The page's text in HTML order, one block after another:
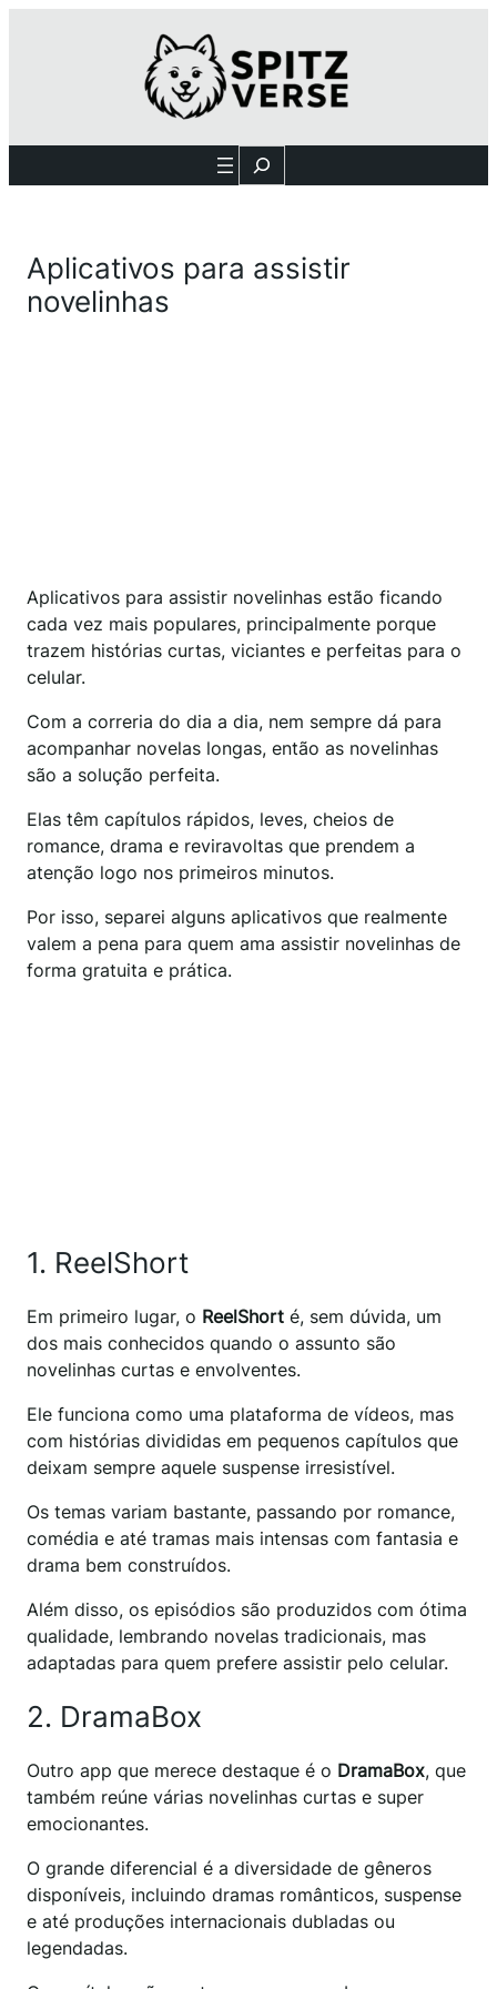
Search
Aplicativos para assistir
novelinhas
Aplicativos para assistir novelinhas estão ficando
cada vez mais populares, principalmente porque
trazem histórias curtas, viciantes e perfeitas para o
celular.
Com a correria do dia a dia, nem sempre dá para
acompanhar novelas longas, então as novelinhas
são a solução perfeita.
Elas têm capítulos rápidos, leves, cheios de
romance, drama e reviravoltas que prendem a
atenção logo nos primeiros minutos.
Por isso, separei alguns aplicativos que realmente
valem a pena para quem ama assistir novelinhas de
forma gratuita e prática.
1. ReelShort
Em primeiro lugar, o ReelShort é, sem dúvida, um
dos mais conhecidos quando o assunto são
novelinhas curtas e envolventes.
Ele funciona como uma plataforma de vídeos, mas
com histórias divididas em pequenos capítulos que
deixam sempre aquele suspense irresistível.
Os temas variam bastante, passando por romance,
comédia e até tramas mais intensas com fantasia e
drama bem construídos.
Além disso, os episódios são produzidos com ótima
qualidade, lembrando novelas tradicionais, mas
adaptadas para quem prefere assistir pelo celular.
2. DramaBox
Outro app que merece destaque é o DramaBox, que
também reúne várias novelinhas curtas e super
emocionantes.
O grande diferencial é a diversidade de gêneros
disponíveis, incluindo dramas românticos, suspense
e até produções internacionais dubladas ou
legendadas.